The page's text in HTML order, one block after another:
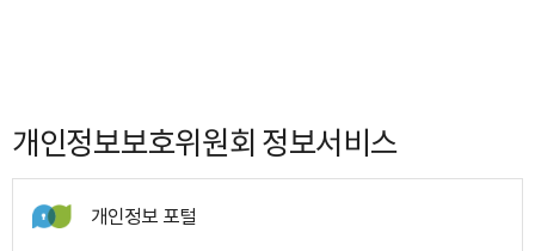
개인정보보호위원회 정보서비스
개인정보 포털